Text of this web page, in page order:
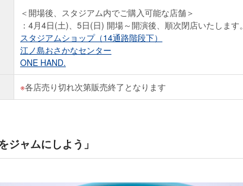
＜開場後、スタジアム内でご購入可能な店舗＞
：4月4日(土)、5日(日) 開場～開演後、順次閉店いたします。
スタジアムショップ（14通路階段下）
江ノ島おさかなセンター
ONE HAND.
各店売り切れ次第販売終了となります
ジャムにしよう」